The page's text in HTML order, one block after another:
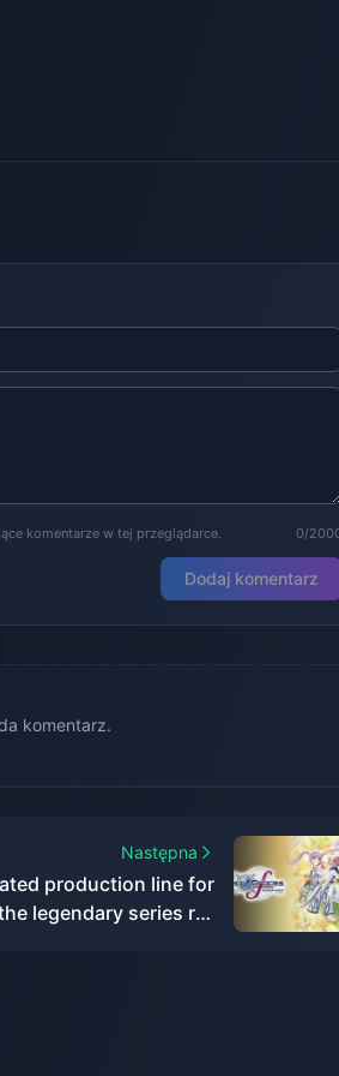
komentarze w tej przeglądarce. 0/
Dodaj komentarz
komentarz.
Następna
production line for
legendary series re-